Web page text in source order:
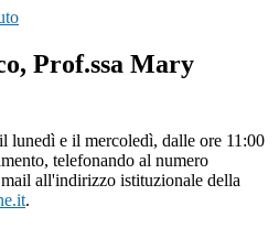
Prof.ssa Mary
lunedì e il mercoledì, dalle ore 11:00
telefonando al numero
all'indirizzo istituzionale della
.